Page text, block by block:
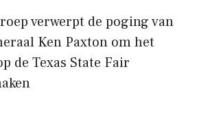
verwerpt de poging van
Ken Paxton om het
de Texas State Fair